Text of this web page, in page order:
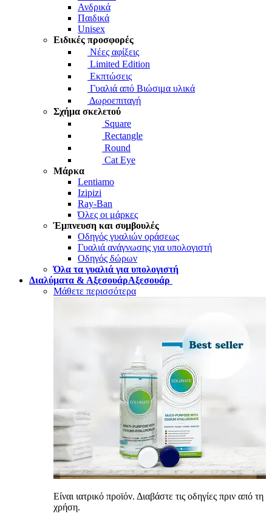
Ανδρικά
Παιδικά
Unisex
Ειδικές προσφορές
Νέες αφίξεις
Limited Edition
Εκπτώσεις
Γυαλιά από Βιώσιμα υλικά
Δωροεπιταγή
Σχήμα σκελετού
Square
Rectangle
Round
Cat Eye
Μάρκα
Lentiamo
Izipizi
Ray-Ban
Όλες οι μάρκες
Έμπνευση και συμβουλές
Οδηγός γυαλιών οράσεως
Γυαλιά ανάγνωσης για υπολογιστή
Οδηγός δώρων
Όλα τα γυαλιά για υπολογιστή
Διαλύματα & ΑξεσουάρΑξεσουάρ
Μάθετε περισσότερα
Είναι ιατρικό προϊόν. Διαβάστε τις οδηγίες πριν από τη
χρήση.